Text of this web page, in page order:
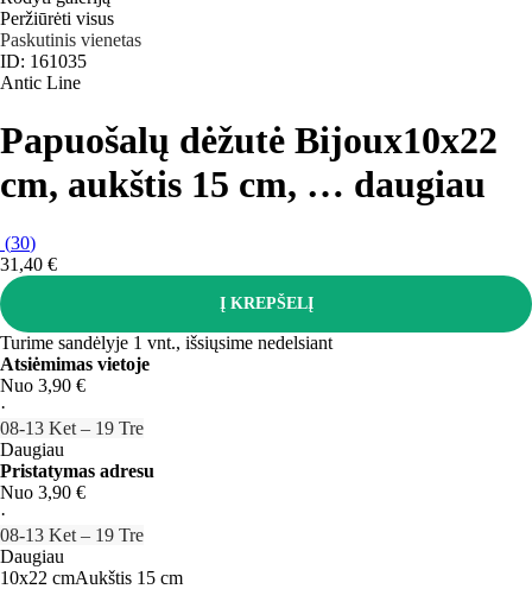
Peržiūrėti visus
Paskutinis vienetas
ID: 161035
Antic Line
Papuošalų dėžutė Bijoux10x22
cm, aukštis 15 cm, … daugiau
(30)
31,40 €
Į KREPŠELĮ
Turime sandėlyje 1 vnt., išsiųsime nedelsiant
Atsiėmimas vietoje
Nuo 3,90 €
·
08‑13 Ket – 19 Tre
Daugiau
Pristatymas adresu
Nuo 3,90 €
·
08‑13 Ket – 19 Tre
Daugiau
10x22 cmAukštis 15 cm